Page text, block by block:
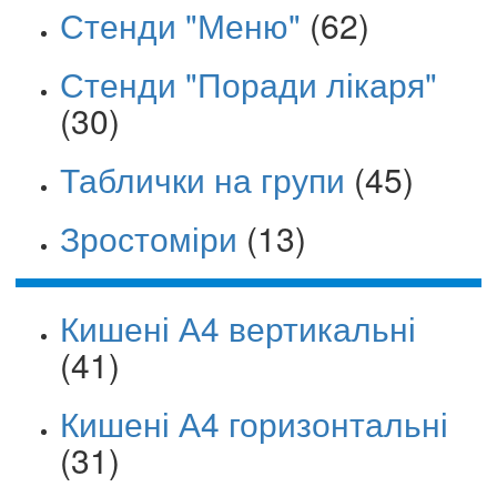
Стенди "Меню" (62)
Стенди "Поради лікаря"
(30)
Таблички на групи (45)
Зростоміри (13)
Кишені А4 вертикальні
(41)
Кишені А4 горизонтальні
(31)